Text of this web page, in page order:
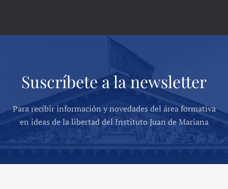
Suscríbete a la newsletter
Para recibir información y novedades del área formativa
en ideas de la libertad del Instituto Juan de Mariana